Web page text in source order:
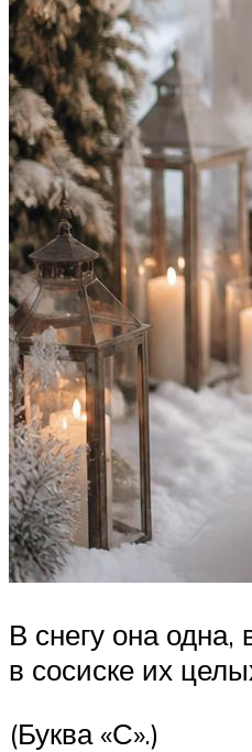
В снегу она одна,
в сосиске их
(Буква «С».)